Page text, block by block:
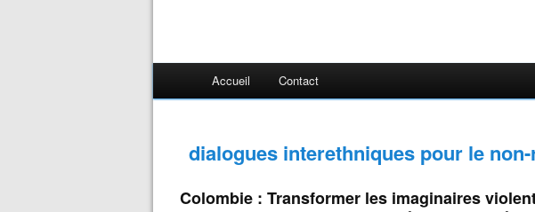
Accueil Contact
dialogues interethniques pour le
Colombie : Transformer les imaginaires